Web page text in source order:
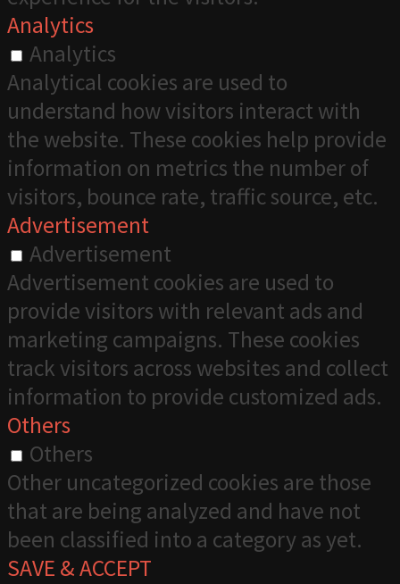
Analytics
Analytics
Analytical cookies are used to
understand how visitors interact with
the website. These cookies help provide
information on metrics the number of
visitors, bounce rate, traffic source, etc.
Advertisement
Advertisement
Advertisement cookies are used to
provide visitors with relevant ads and
marketing campaigns. These cookies
track visitors across websites and collect
information to provide customized ads.
Others
Others
Other uncategorized cookies are those
that are being analyzed and have not
been classified into a category as yet.
SAVE & ACCEPT